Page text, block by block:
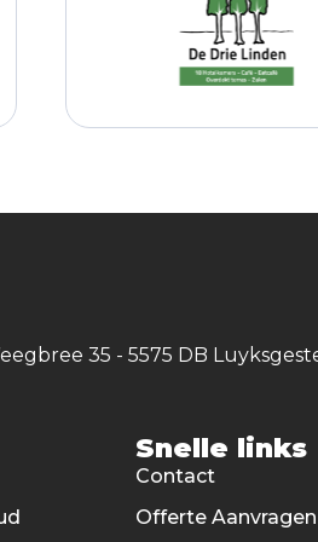
35 - 5575 DB
Snelle links
Contact
Offerte Aanvragen